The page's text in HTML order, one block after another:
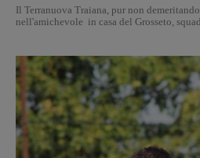
Il Terranuova Traiana, pur non
nell'amichevole in casa del Grosseto,